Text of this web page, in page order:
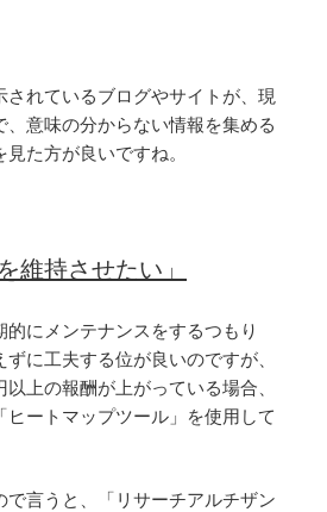
されているブログやサイトが、現
、意味の分からない情報を集める
た方が良いですね。
維持させたい」
にメンテナンスをするつもり
に工夫する位が良いのですが、
上の報酬が上がっている場合、
ヒートマップツール」を使用して
で言うと、「リサーチアルチザン